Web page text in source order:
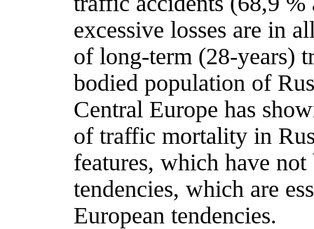
excessive losses are in
of long-term (28-years)
bodied population of
Central Europe has
of traffic mortality in
features, which have
tendencies, which are
European tendencies.